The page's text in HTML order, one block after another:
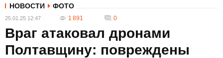
НОВОСТИ ФОТО
25.01.25 12:47 1 891 0
Враг атаковал дронами
Полтавщину: повреждены